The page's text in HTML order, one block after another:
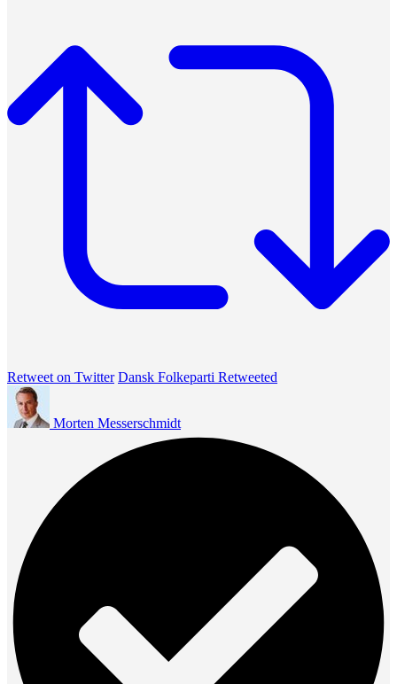
Retweet on Twitter Dansk Folkeparti Retweeted
Morten Messerschmidt